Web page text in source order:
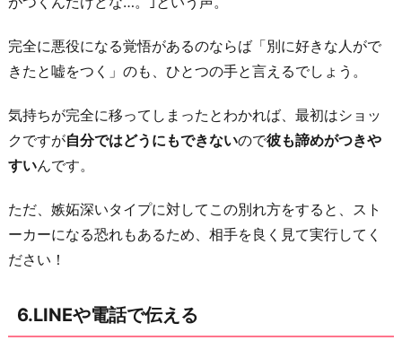
す
お
り
に
完全に悪役になる覚悟があるのならば「別に好きな人がで
きたと嘘をつく」のも、ひとつの手と言えるでしょう。
気持ちが完全に移ってしまったとわかれば、最初はショッ
クですが自分ではどうにもできないので彼も諦めがつきや
すいんです。
ただ、嫉妬深いタイプに対してこの別れ方をすると、スト
ーカーになる恐れもあるため、相手を良く見て実行してく
ださい！
6.LINEや電話で伝える